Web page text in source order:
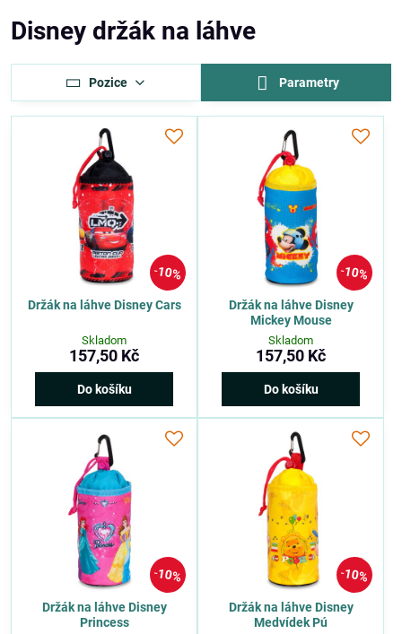
Disney držák na láhve
Pozice Parametry
10%
Držák na láhve Disney Cars
Skladom
157,50 Kč
Do košíku
10%
Držák na láhve Disney
Mickey Mouse
Skladom
157,50 Kč
Do košíku
10%
Držák na láhve Disney
Princess
10%
Držák na láhve Disney
Medvídek Pú